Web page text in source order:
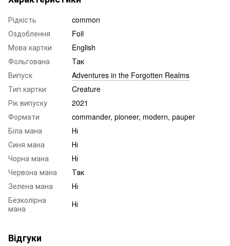
Рідкість
common
Оздоблення
Foil
Мова картки
English
Фольгована
Так
Випуск
Adventures in the Forgotten Realms
Тип картки
Creature
Рік випуску
2021
Формати
commander, pioneer, modern, pauper
Біла мана
Ні
Синя мана
Ні
Чорна мана
Ні
Червона мана
Так
Зелена мана
Ні
Безколірна
мана
Ні
Відгуки